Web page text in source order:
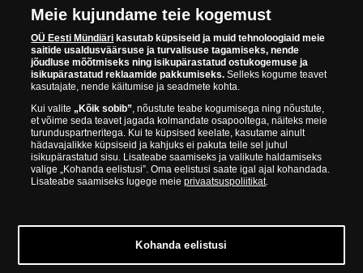
kuulub ettevõttele "Samlerhuset Group“.
Euroopa ühel suuremal mündilevitajate grupil "Samlerhuset
Group" on allüksused 14 Euroopa riigis. Ettevõtete grupile kuulub
Norra vanim, endine riiklik rahapaja, mis tegutseb alates 1686.
aastast. Norra mündikoda valmistab mõningaid ametlikke Norra ja
teiste riikide münte ning vermib igal aastal ka Nobeli rahupreemia
medaleid.
OÜ Eesti Mündiäri spetsialistid täiendavad pidevalt oma teadmisi,
külastades näitusi ja oksjoneid kogu maailmas. Tänu sellele pakub
Meie kujundame teie kogemust
OÜ Eesti Mündiäri kasutab küpsiseid ja muid tehnoloogiaid meie
saitide usaldusväärsuse ja turvalisuse tagamiseks, nende
jõudluse mõõtmiseks ning isikupärastatud ostukogemuse ja
isikupärastatud reklaamide pakkumiseks. Selleks kogume teavet
kasutajate, nende käitumise ja seadmete kohta.
Kui valite „Kõik sobib”, nõustute teabe kogumisega ning nõustute,
et võime seda teavet jagada kolmandate osapooltega, näiteks meie
turunduspartneritega. Kui te küpsised keelate, kasutame ainult
hädavajalikke küpsiseid ja kahjuks ei pakuta teile sel juhul
isikupärastatud sisu. Lisateabe saamiseks ja valikute haldamiseks
valige „Kohanda eelistusi”. Oma eelistusi saate igal ajal kohandada.
Lisateabe saamiseks lugege meieprivaatsuspoliitikat.
Kohanda eelistusi